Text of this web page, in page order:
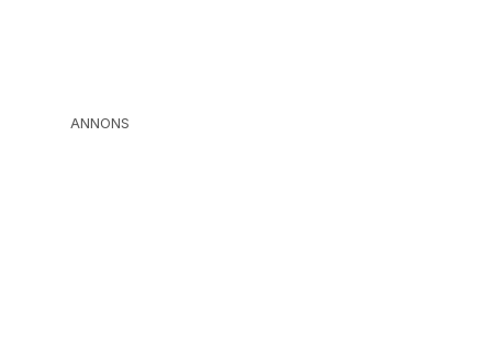
ANNONS